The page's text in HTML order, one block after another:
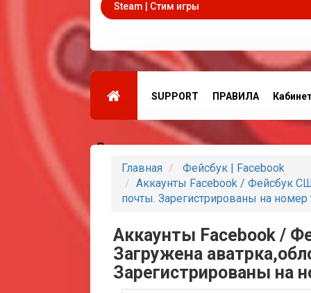
Steam | Стим игры
SUPPORT ПРАВИЛА
Партнеры
Главная
Фейсбук | Facebook
Аккаунты Facebook / Фейсбук
почты. Зарегистрированы на номер
Аккаунты Facebook /
Загружена
Зарегистрированы на